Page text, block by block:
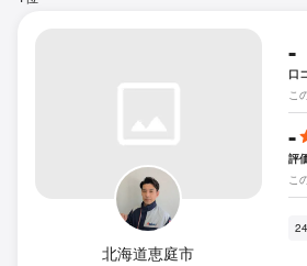
北海道恵庭市
-
口
こ
-
評
こ